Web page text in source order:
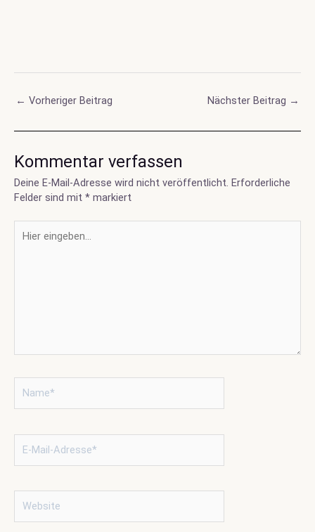
Post
← Vorheriger Beitrag Nächster Beitrag →
Kommentar verfassen
Deine E-Mail-Adresse wird nicht veröffentlicht. Erforderliche
Felder sind mit * markiert
eingeben…
Mail-
Adresse*